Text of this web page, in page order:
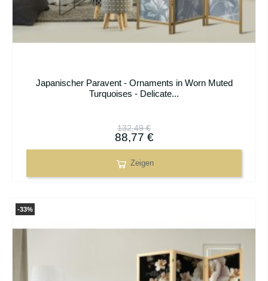
Japanischer Paravent - Ornaments in Worn Muted
Turquoises - Delicate...
132,49 €
88,77 €
Zeigen
-33%